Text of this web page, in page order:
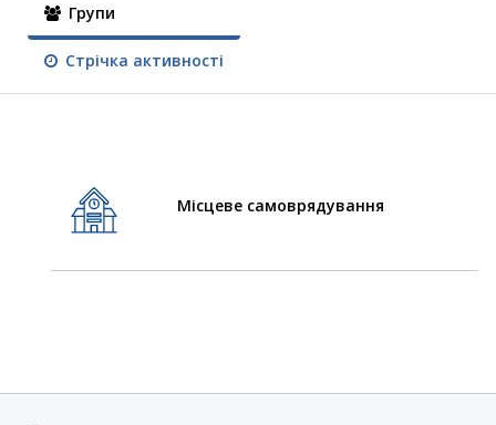
Групи
Стрічка активності
Місцеве самоврядування